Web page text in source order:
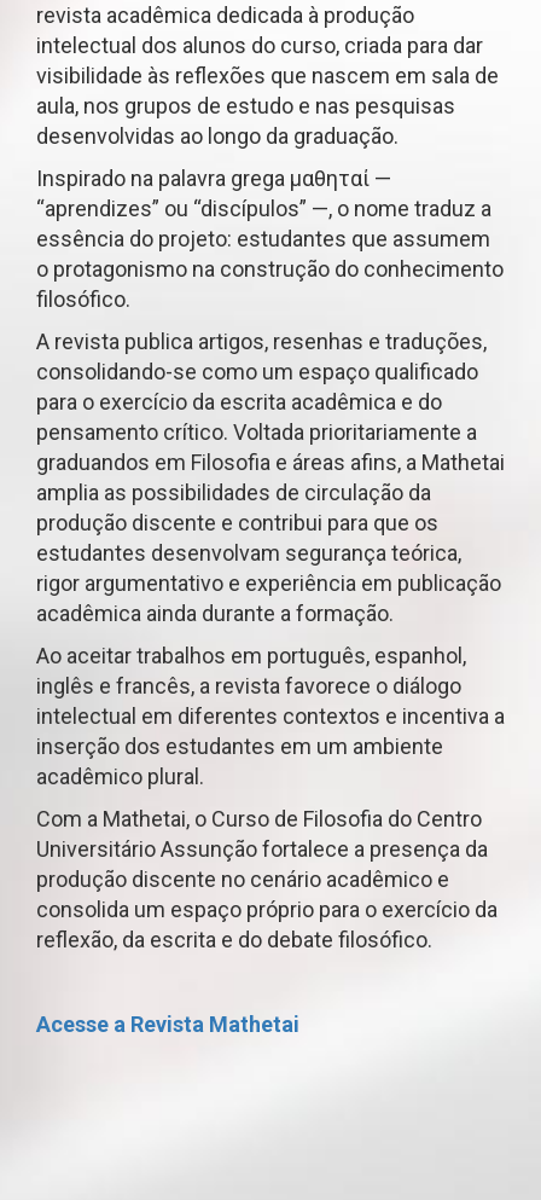
revista acadêmica dedicada à produção
intelectual dos alunos do curso, criada para dar
visibilidade às reflexões que nascem em sala de
aula, nos grupos de estudo e nas pesquisas
desenvolvidas ao longo da graduação.
Inspirado na palavra grega μαθηταί —
“aprendizes” ou “discípulos” —, o nome traduz a
essência do projeto: estudantes que assumem
o protagonismo na construção do conhecimento
filosófico.
A revista publica artigos, resenhas e traduções,
consolidando-se como um espaço qualificado
para o exercício da escrita acadêmica e do
pensamento crítico. Voltada prioritariamente a
graduandos em Filosofia e áreas afins, a Mathetai
amplia as possibilidades de circulação da
produção discente e contribui para que os
estudantes desenvolvam segurança teórica,
rigor argumentativo e experiência em publicação
acadêmica ainda durante a formação.
Ao aceitar trabalhos em português, espanhol,
inglês e francês, a revista favorece o diálogo
intelectual em diferentes contextos e incentiva a
inserção dos estudantes em um ambiente
acadêmico plural.
Com a Mathetai, o Curso de Filosofia do Centro
Universitário Assunção fortalece a presença da
produção discente no cenário acadêmico e
consolida um espaço próprio para o exercício da
reflexão, da escrita e do debate filosófico.
Acesse a Revista Mathetai